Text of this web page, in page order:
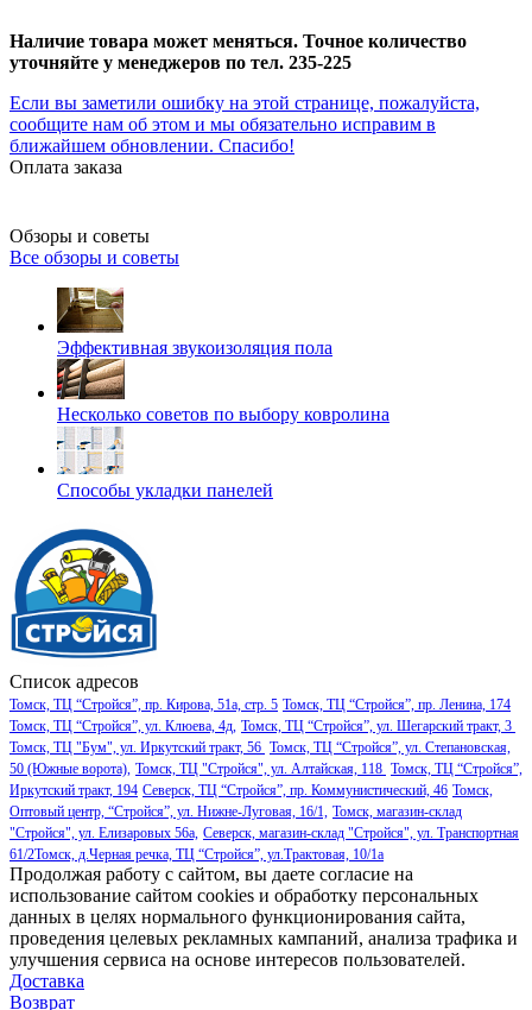
Наличие товара может меняться. Точное количество
уточняйте у менеджеров по тел. 235-225
Если вы заметили ошибку на этой странице, пожалуйста,
сообщите нам об этом и мы обязательно исправим в
ближайшем обновлении. Спасибо!
Оплата заказа
Обзоры и советы
Все обзоры и советы
Эффективная звукоизоляция пола
Несколько советов по выбору ковролина
Способы укладки панелей
Список адресов
Томск, ТЦ “Стройся”, пр. Кирова, 51а, стр. 5 Томск, ТЦ “Стройся”, пр. Ленина, 174
Томск, ТЦ “Стройся”, ул. Клюева, 4д, Томск, ТЦ “Стройся”, ул. Шегарский тракт, 3
Томск, ТЦ "Бум", ул. Иркутский тракт, 56 Томск, ТЦ “Стройся”, ул. Степановская,
50 (Южные ворота), Томск, ТЦ "Стройся", ул. Алтайская, 118 Томск, ТЦ “Стройся”,
Иркутский тракт, 194 Северск, ТЦ “Стройся”, пр. Коммунистический, 46 Томск,
Оптовый центр, “Стройся”, ул. Нижне-Луговая, 16/1, Томск, магазин-склад
"Стройся", ул. Елизаровых 56а, Северск, магазин-склад "Стройся", ул. Транспортная
61/2Томск, д.Черная речка, ТЦ “Стройся”, ул.Трактовая, 10/1а
Продолжая работу с сайтом, вы даете согласие на
использование сайтом cookies и обработку персональных
данных в целях нормального функционирования сайта,
проведения целевых рекламных кампаний, анализа трафика и
улучшения сервиса на основе интересов пользователей.
Доставка
Возврат